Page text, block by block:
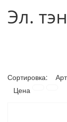
НАСОСНОЕ
Эл.
Сортировка:
Цена